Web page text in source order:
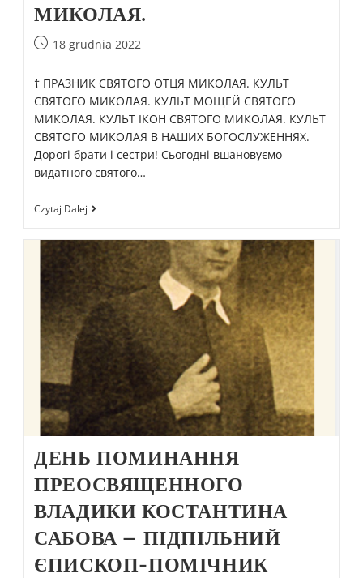
МИКОЛАЯ.
18 grudnia 2022
† ПРАЗНИК СВЯТОГО ОТЦЯ МИКОЛАЯ. КУЛЬТ
СВЯТОГО МИКОЛАЯ. КУЛЬТ МОЩЕЙ СВЯТОГО
МИКОЛАЯ. КУЛЬТ ІКОН СВЯТОГО МИКОЛАЯ. КУЛЬТ
СВЯТОГО МИКОЛАЯ В НАШИХ БОГОСЛУЖЕННЯХ.
Дорогі брати і сестри! Сьогодні вшановуємо
видатного святого…
Czytaj Dalej
ДЕНЬ ПОМИНАННЯ
ПРЕОСВЯЩЕННОГО
ВЛАДИКИ КОСТАНТИНА
САБОВА – ПІДПІЛЬНИЙ
ЄПИСКОП-ПОМІЧНИК